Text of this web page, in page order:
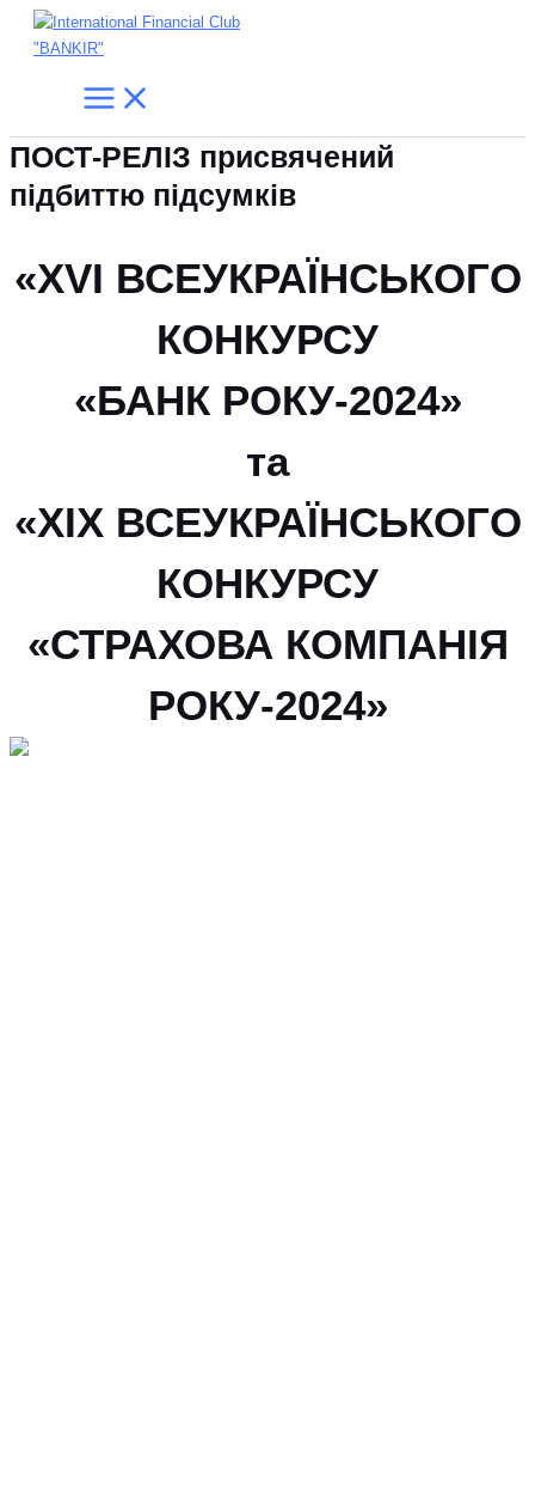
Перейти
Menu
ПОСТ-РЕЛІЗ присвячений
підбиттю підсумків
«XVI ВСЕУКРАЇНСЬКОГО
КОНКУРСУ
«БАНК РОКУ-2024»
та
«XIX ВСЕУКРАЇНСЬКОГО
КОНКУРСУ
«СТРАХОВА КОМПАНІЯ
РОКУ-2024»